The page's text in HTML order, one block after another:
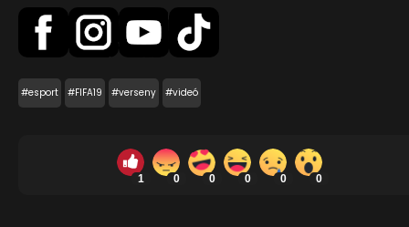
#esport #FIFA19 #verseny #videó
1 0 0 0 0 0